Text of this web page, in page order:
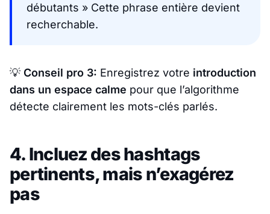
débutants » Cette phrase entière devient
recherchable.
💡 Conseil pro 3: Enregistrez votre introduction
dans un espace calme pour que l’algorithme
détecte clairement les mots-clés parlés.
4. Incluez des hashtags
pertinents, mais n’exagérez
pas